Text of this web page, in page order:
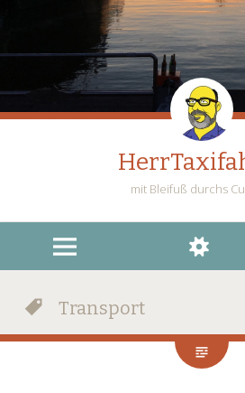
mit Bleifuß durchs
MENU
WIDGETS
SEARCH
Transport